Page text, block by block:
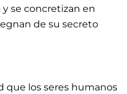
se concretizan en
de su secreto
que los seres humanos